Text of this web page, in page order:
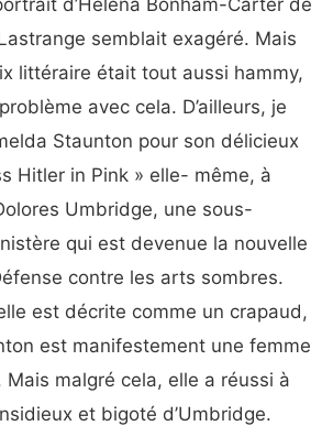
semblait exagéré. Mais
littéraire était tout aussi hammy,
avec cela. D’ailleurs, je
Staunton pour son délicieux
Hitler in Pink » elle- même, à
Umbridge, une sous-
qui est devenue la nouvelle
contre les arts sombres.
est décrite comme un crapaud,
est manifestement une femme
malgré cela, elle a réussi à
et bigoté d’Umbridge.